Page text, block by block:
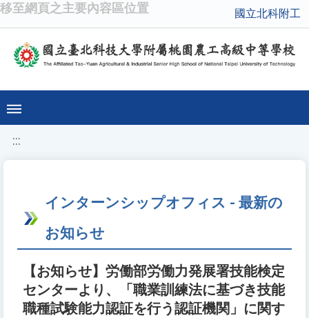
移至網頁之主要內容區位置 國立北科附工
:::
インターンシップオフィス - 最新の
お知らせ
【お知らせ】労働部労働力発展署技能検定
センターより、「職業訓練法に基づき技能
職種試験能力認証を行う認証機関」に関す